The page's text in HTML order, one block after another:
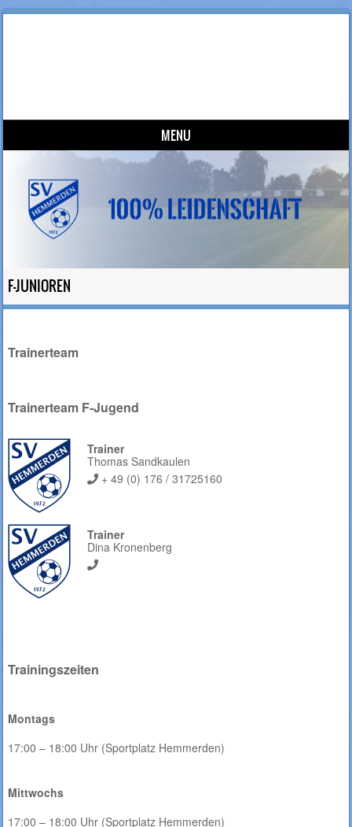
MENU
F-JUNIOREN
Trainerteam
Trainerteam F-Jugend
Trainer
Thomas Sandkaulen
+ 49 (0) 176 / 31725160
Trainer
Dina Kronenberg
Trainingszeiten
Montags
17:00 – 18:00 Uhr (Sportplatz Hemmerden)
Mittwochs
17:00 – 18:00 Uhr (Sportplatz Hemmerden)